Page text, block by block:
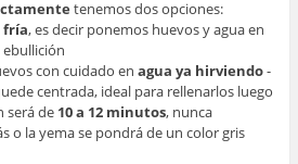
tenemos dos opciones:
fría, es decir ponemos huevos y agua en
ebullición
con cuidado enagua ya hirviendo-
centrada, ideal para rellenarlos luego
será de 10 a 12 minutos, nunca
o la yema se pondrá de un color gris